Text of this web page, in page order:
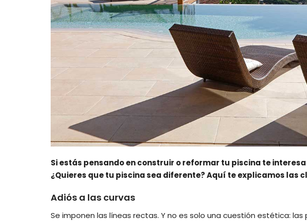
Si estás pensando en construir o reformar tu piscina te
¿Quieres que tu piscina sea diferente? Aquí te explicamos las
Adiós a las curvas
Se imponen las líneas rectas. Y no es solo una cuestión estética: